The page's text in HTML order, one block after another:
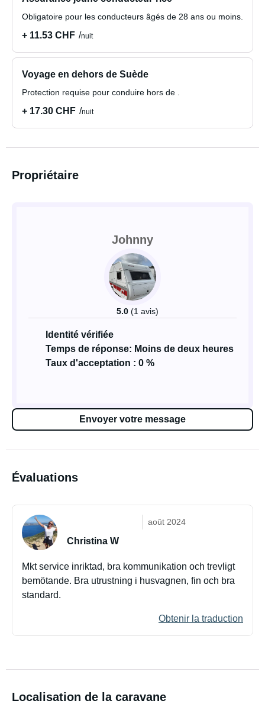
Obligatoire pour les conducteurs âgés de 28 ans ou moins.
+ 11.53 CHF nuit
Voyage en dehors de Suède
Protection requise pour conduire hors de .
+ 17.30 CHF nuit
Propriétaire
Johnny
5.0 (1 avis)
Identité vérifiée
Temps de réponse: Moins de deux heures
Taux d'acceptation : 0 %
Envoyer votre message
Évaluations
août 2024
Christina W
Mkt service inriktad, bra kommunikation och trevligt
bemötande. Bra utrustning i husvagnen, fin och bra
standard.
Obtenir la traduction
Localisation de la caravane